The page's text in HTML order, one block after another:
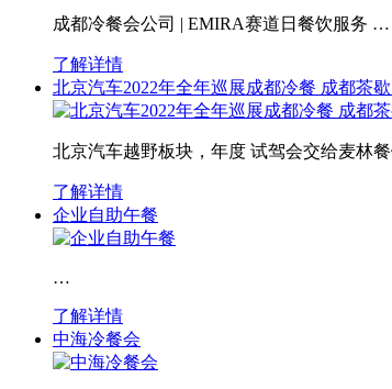
成都冷餐会公司 | EMIRA赛道日餐饮服务 …
了解详情
北京汽车2022年全年巡展成都冷餐 成都茶
北京汽车越野板块，年度 试驾会交给麦林
了解详情
企业自助午餐
…
了解详情
中海冷餐会